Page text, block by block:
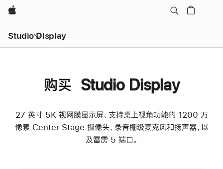
Apple
Studio Display
购买 Studio Display
27 英寸 5K 视网膜显示屏、支持桌上视角功能的 1200 万
像素 Center Stage 摄像头、录音棚级麦克风和扬声器，以
及雷雳 5 端口。